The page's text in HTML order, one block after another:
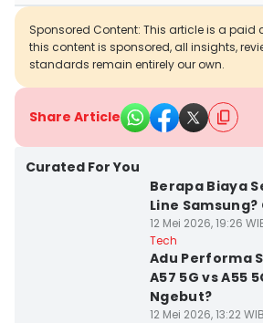
Sponsored Content: This article is a paid
this content is sponsored, all insights,
standards remain entirely our own.
Share Article
Curated For You
Berapa Biaya
Line
12 Mei 2026, 19:26
Tech
Adu Performa
A57 5G vs A55
Ngebut?
12 Mei 2026, 13:22 WIB